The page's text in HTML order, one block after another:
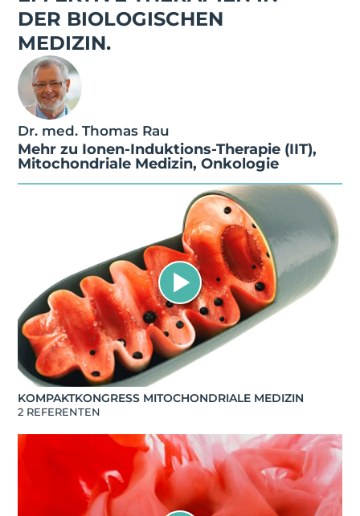
DER BIOLOGISCHEN
MEDIZIN.
Dr. med. Thomas Rau
Mehr zu Ionen-Induktions-Therapie (IIT),
Mitochondriale Medizin, Onkologie
KOMPAKTKONGRESS MITOCHONDRIALE MEDIZIN
2 REFERENTEN